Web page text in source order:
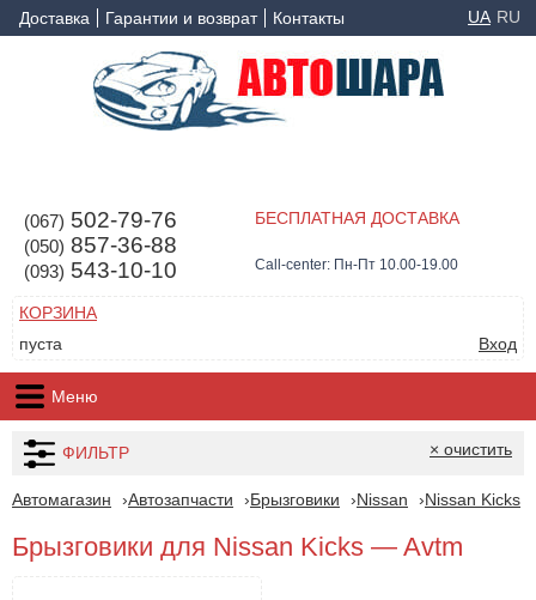
Доставка Гарантии и возврат Контакты UA RU
(067) 502-79-76
(050) 857-36-88
(093) 543-10-10
БЕСПЛАТНАЯ ДОСТАВКА
Call-center: Пн-Пт 10.00-19.00
КОРЗИНА
пуста
Вход
Меню
ФИЛЬТР × очистить
Автомагазин Автозапчасти Брызговики Nissan Nissan Kicks
Брызговики для Nissan Kicks — Avtm